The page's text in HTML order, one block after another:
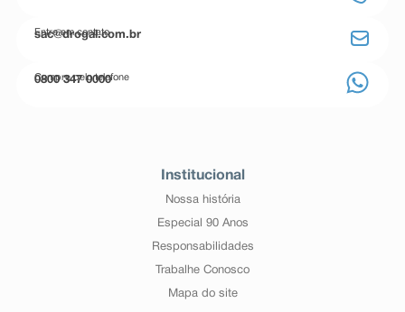
Entre em contato
sac@drogal.com.br
Compre pelo telefone
0800 347 0000
Institucional
Nossa história
Especial 90 Anos
Responsabilidades
Trabalhe Conosco
Mapa do site